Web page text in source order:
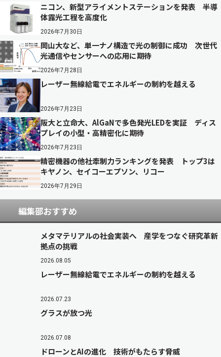
ニコン、新型アライメントステーションを発表 半導
体露光工程を高度化
2026年7月30日
岡山大など、単一ナノ構造で光の制御に成功 次世代
光通信やセンサーへの応用に期待
2026年7月28日
レーザー無線給電でエネルギーの制約を越える
2026年7月23日
阪大と立命大、AlGaNで多色発光LEDを実証 ディス
プレイの小型・高精密化に期待
2026年7月23日
精密機器の他社牽制力ランキングを発表 トップ3は
キヤノン、セイコーエプソン、リコー
2026年7月29日
編集部おすすめ
メタマテリアルの社会実装へ 産学をつなぐ研究革新
拠点の挑戦
2026.08.05
レーザー無線給電でエネルギーの制約を越える
2026.07.23
グラスが放つ光
2026.07.08
ドローンとAIの進化 技術がもたらす脅威